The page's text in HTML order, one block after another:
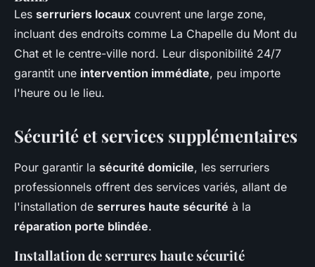
Les serruriers locaux couvrent une large zone,
incluant des endroits comme La Chapelle du Mont du
Chat et le centre-ville nord. Leur disponibilité 24/7
garantit une intervention immédiate, peu importe
l'heure ou le lieu.
Sécurité et services supplémentaires
Pour garantir la sécurité domicile, les serruriers
professionnels offrent des services variés, allant de
l'installation de serrures haute sécurité à la
réparation porte blindée.
Installation de serrures haute sécurité